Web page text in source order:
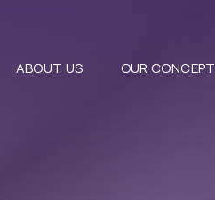
ABOUT US OUR CONCEPT